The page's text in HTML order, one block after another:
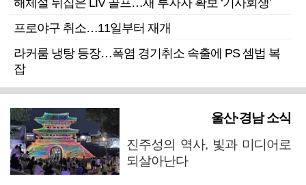
해체설 뒤집은 LIV 골프…새 투자자 확보 ‘기사회생’
프로야구 취소…11일부터 재개
라커룸 냉탕 등장…폭염 경기취소 속출에 PS 셈법 복
잡
울산·경남 소식
진주성의 역사, 빛과 미디어로
되살아난다